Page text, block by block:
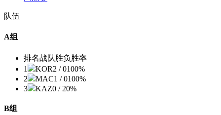
队伍
A组
排名战队胜负胜率
1
KOR2 / 0100%
2
MAC1 / 0100%
3
KAZ0 / 20%
B组